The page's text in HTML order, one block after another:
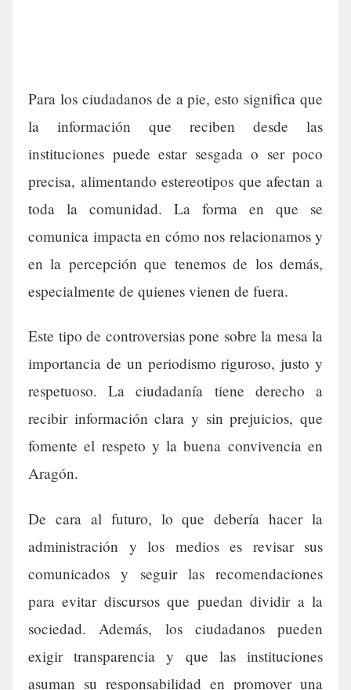
Para los ciudadanos de a pie, esto significa que
la información que reciben desde las
instituciones puede estar sesgada o ser poco
precisa, alimentando estereotipos que afectan a
toda la comunidad. La forma en que se
comunica impacta en cómo nos relacionamos y
en la percepción que tenemos de los demás,
especialmente de quienes vienen de fuera.
Este tipo de controversias pone sobre la mesa la
importancia de un periodismo riguroso, justo y
respetuoso. La ciudadanía tiene derecho a
recibir información clara y sin prejuicios, que
fomente el respeto y la buena convivencia en
Aragón.
De cara al futuro, lo que debería hacer la
administración y los medios es revisar sus
comunicados y seguir las recomendaciones
para evitar discursos que puedan dividir a la
sociedad. Además, los ciudadanos pueden
exigir transparencia y que las instituciones
asuman su responsabilidad en promover una